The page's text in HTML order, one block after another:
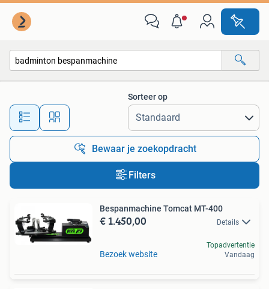
Alle afstanden…
Sorteer op
Bewaar je zoekopdracht
Filters
Bespanmachine Tomcat MT-400
€ 1.450,00 Details
Bezoek website
Topadvertentie
Vandaag